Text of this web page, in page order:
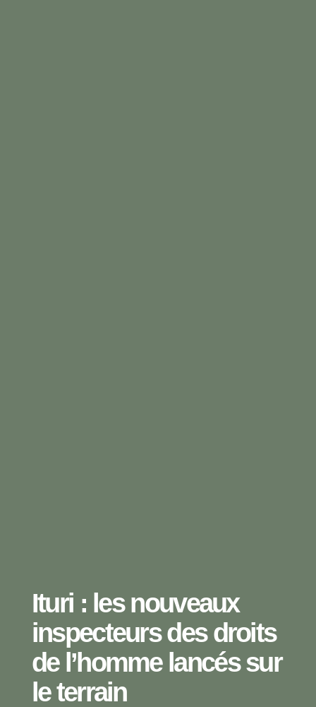
Ituri : les nouveaux
inspecteurs des droits
de l’homme lancés sur
le terrain